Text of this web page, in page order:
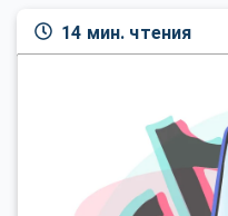
14 мин. чтения